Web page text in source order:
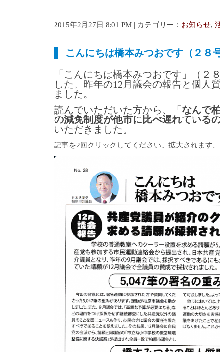
2015年2月27日 8:01 PM | カテゴリー： お知らせ,
こんにちは橋本みつおです（２８
「こんにちは橋本みつおです」（２
した。昨年の12月議会の報告と個人
ました。
読んでいただいた方から、「 なんで
の減免制度が他市に比べ遅れている
いただきました。
記事を2回クリックしてください。拡大されます。